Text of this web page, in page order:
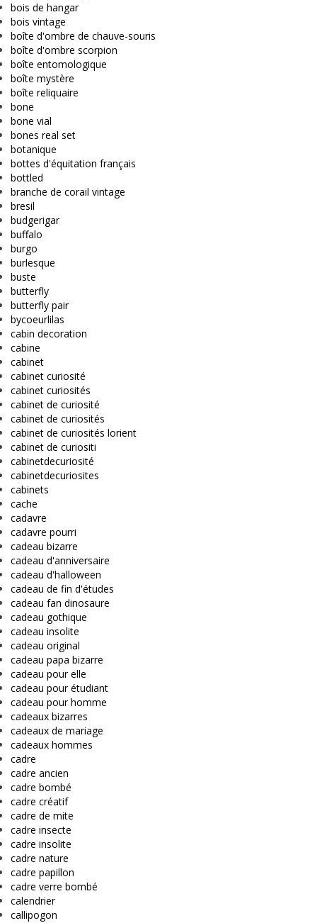
bois de hangar
bois vintage
boîte d'ombre de chauve-souris
boîte d'ombre scorpion
boîte entomologique
boîte mystère
boîte reliquaire
bone
bone vial
bones real set
botanique
bottes d'équitation français
bottled
branche de corail vintage
bresil
budgerigar
buffalo
burgo
burlesque
buste
butterfly
butterfly pair
bycoeurlilas
cabin decoration
cabine
cabinet
cabinet curiosité
cabinet curiosités
cabinet de curiosité
cabinet de curiosités
cabinet de curiosités lorient
cabinet de curiositi
cabinetdecuriosité
cabinetdecuriosites
cabinets
cache
cadavre
cadavre pourri
cadeau bizarre
cadeau d'anniversaire
cadeau d'halloween
cadeau de fin d'études
cadeau fan dinosaure
cadeau gothique
cadeau insolite
cadeau original
cadeau papa bizarre
cadeau pour elle
cadeau pour étudiant
cadeau pour homme
cadeaux bizarres
cadeaux de mariage
cadeaux hommes
cadre
cadre ancien
cadre bombé
cadre créatif
cadre de mite
cadre insecte
cadre insolite
cadre nature
cadre papillon
cadre verre bombé
calendrier
callipogon